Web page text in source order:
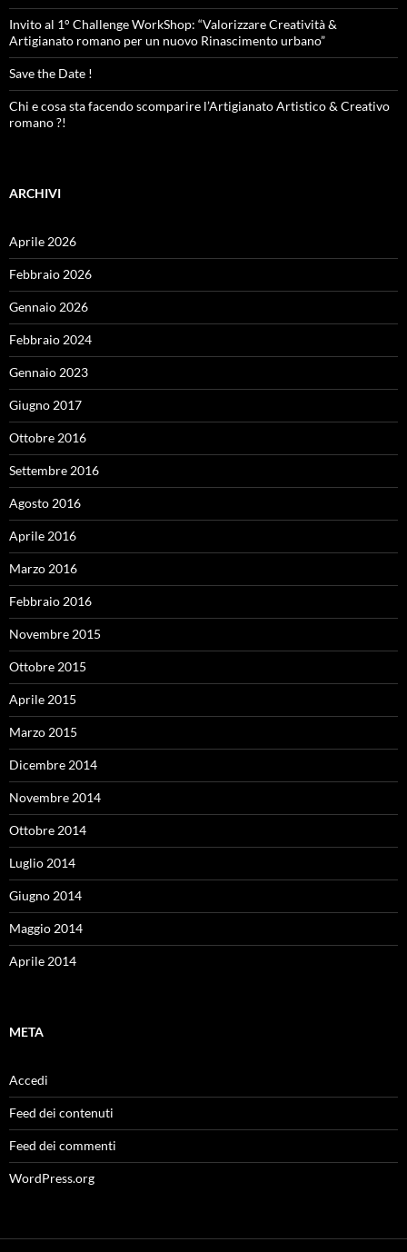
Invito al 1° Challenge WorkShop: “Valorizzare Creatività &
Artigianato romano per un nuovo Rinascimento urbano”
Save the Date !
Chi e cosa sta facendo scomparire l’Artigianato Artistico & Creativo
romano ?!
ARCHIVI
Aprile 2026
Febbraio 2026
Gennaio 2026
Febbraio 2024
Gennaio 2023
Giugno 2017
Ottobre 2016
Settembre 2016
Agosto 2016
Aprile 2016
Marzo 2016
Febbraio 2016
Novembre 2015
Ottobre 2015
Aprile 2015
Marzo 2015
Dicembre 2014
Novembre 2014
Ottobre 2014
Luglio 2014
Giugno 2014
Maggio 2014
Aprile 2014
META
Accedi
Feed dei contenuti
Feed dei commenti
WordPress.org